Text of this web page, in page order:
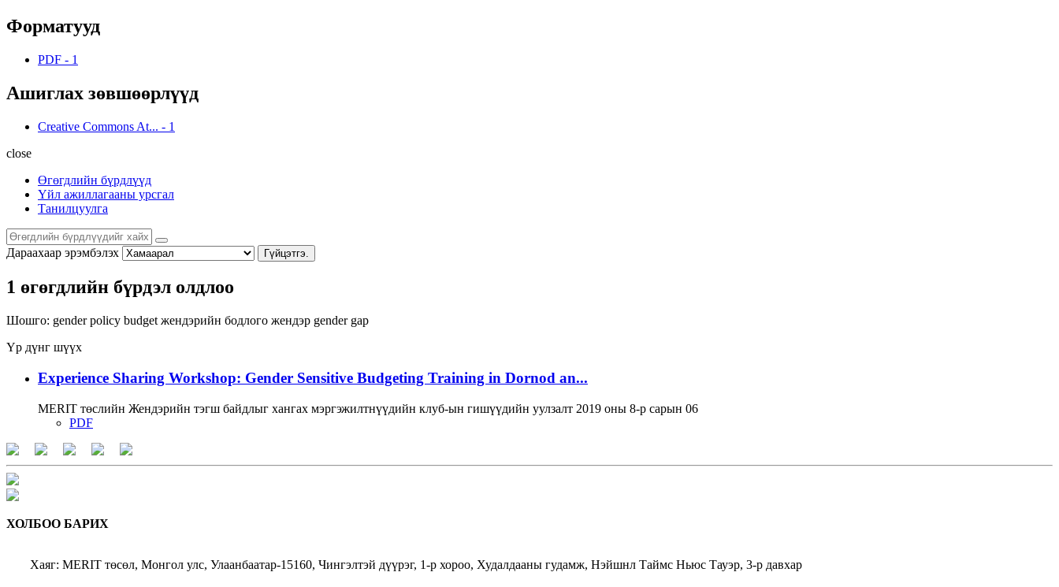
Форматууд
PDF - 1
Ашиглах зөвшөөрлүүд
Creative Commons At... - 1
close
Өгөгдлийн бүрдлүүд
Үйл ажиллагааны урсгал
Танилцуулга
Дараахаар эрэмбэлэх Гүйцэтгэ.
1 өгөгдлийн бүрдэл олдлоо
Шошго: gender policy budget жендэрийн бодлого жендэр gender gap
Үр дүнг шүүх
Experience Sharing Workshop: Gender Sensitive Budgeting Training in Dornod an...
MERIT төслийн Жендэрийн тэгш байдлыг хангах мэргэжилтнүүдийн клуб-ын гишүүдийн уулзалт 2019 оны 8-р сарын 06
PDF
ХОЛБОО БАРИХ
Хаяг: MERIT төсөл, Монгол улс, Улаанбаатар-15160, Чингэлтэй дүүрэг, 1-р хороо, Худалдааны гудамж, Нэйшнл Таймс Ньюс Тауэр, 3-р давхар